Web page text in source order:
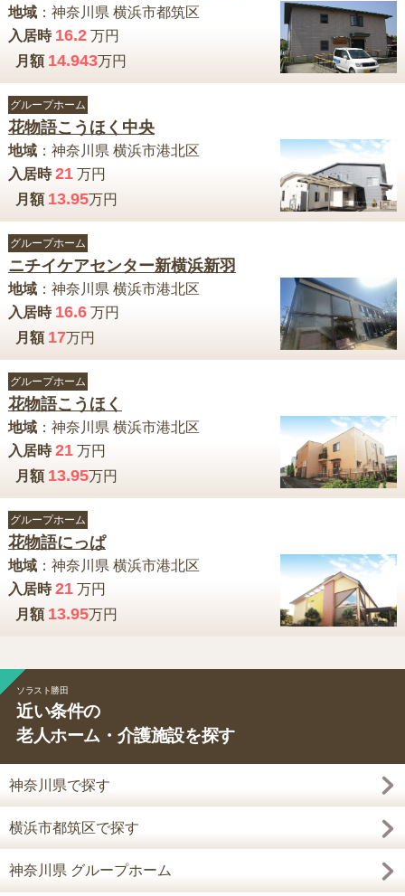
地域： 神奈川県 横浜市都筑区
入居時 16.2万円
月額 14.943万円
グループホーム
花物語こうほく中央
地域： 神奈川県 横浜市港北区
入居時 21万円
月額 13.95万円
グループホーム
ニチイケアセンター新横浜新羽
地域： 神奈川県 横浜市港北区
入居時 16.6万円
月額 17万円
グループホーム
花物語こうほく
地域： 神奈川県 横浜市港北区
入居時 21万円
月額 13.95万円
グループホーム
花物語にっぱ
地域： 神奈川県 横浜市港北区
入居時 21万円
月額 13.95万円
ソラスト勝田
近い条件の
老人ホーム・介護施設を探す
神奈川県で探す
横浜市都筑区で探す
神奈川県 グループホーム